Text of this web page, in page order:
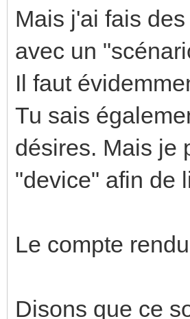
Mais j'ai fais
avec un
Il faut
Tu sais
désires. Mais je
"device" afin de
Le compte
Disons que ce